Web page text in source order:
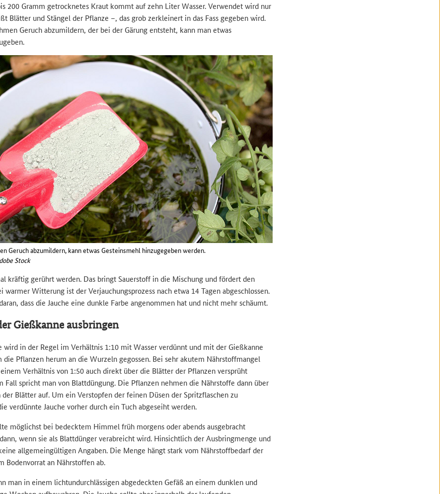
200 Gramm getrocknetes Kraut kommt auf zehn Liter Wasser. Verwendet wird nur
Blätter und Stängel der Pflanze –, das grob zerkleinert in das Fass gegeben wird.
Geruch abzumildern, der bei der Gärung entsteht, kann man etwas
Geruch abzumildern, kann etwas Gesteinsmehl hinzugegeben werden.
Stock
kräftig gerührt werden. Das bringt Sauerstoff in die Mischung und fördert den
warmer Witterung ist der Verjauchungsprozess nach etwa 14 Tagen abgeschlossen.
dass die Jauche eine dunkle Farbe angenommen hat und nicht mehr schäumt.
Gießkanne ausbringen
wird in der Regel im Verhältnis 1:10 mit Wasser verdünnt und mit der Gießkanne
die Pflanzen herum an die Wurzeln gegossen. Bei sehr akutem Nährstoffmangel
Verhältnis von 1:50 auch direkt über die Blätter der Pflanzen versprüht
Fall spricht man von Blattdüngung. Die Pflanzen nehmen die Nährstoffe dann über
Blätter auf. Um ein Verstopfen der feinen Düsen der Spritzflaschen zu
verdünnte Jauche vorher durch ein Tuch abgeseiht werden.
möglichst bei bedecktem Himmel früh morgens oder abends ausgebracht
wenn sie als Blattdünger verabreicht wird. Hinsichtlich der Ausbringmenge und
allgemeingültigen Angaben. Die Menge hängt stark vom Nährstoffbedarf der
Bodenvorrat an Nährstoffen ab.
man in einem lichtundurchlässigen abgedeckten Gefäß an einem dunklen und